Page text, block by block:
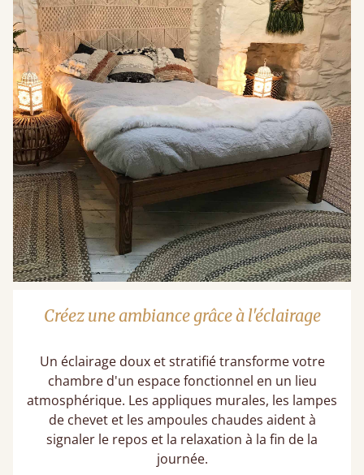
Créez une ambiance grâce à l'éclairage
Un éclairage doux et stratifié transforme votre
chambre d'un espace fonctionnel en un lieu
atmosphérique. Les appliques murales, les lampes
de chevet et les ampoules chaudes aident à
signaler le repos et la relaxation à la fin de la
journée.